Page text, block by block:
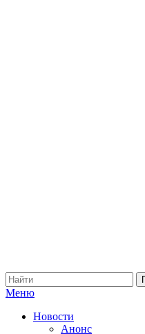
Меню
Новости
Анонс